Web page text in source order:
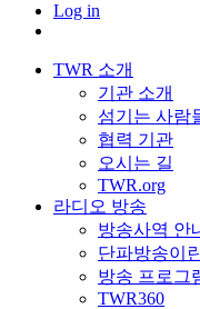
Log in
TWR 소개
기관 소개
섬기는 사람
협력 기관
오시는 길
TWR.org
라디오 방송
방송사역 안
단파방송이
방송 프로그
TWR360